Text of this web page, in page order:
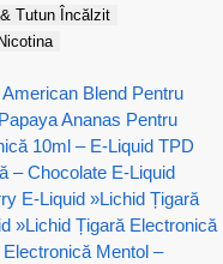
& Tutun Încălzit
American Blend Pentru
Ananas Pentru
10ml – E-Liquid TPD
– Chocolate E-Liquid
E-Liquid »Lichid Țigară
»Lichid Țigară Electronică
Mentol –